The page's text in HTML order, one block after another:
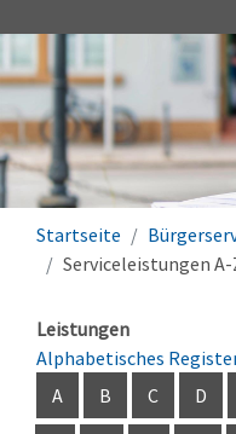
Startseite
Serviceleistungen A-
Leistungen
Alphabetisches
A
B C D